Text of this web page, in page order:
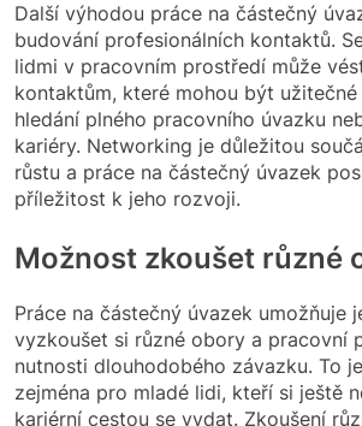
Další výhodou práce na částečný
budování profesionálních kontaktů.
lidmi v pracovním prostředí může
kontaktům, které mohou být
hledání plného pracovního úvazku
kariéry. Networking je důležitou
růstu a práce na částečný úvazek
příležitost k jeho rozvoji.
Možnost zkoušet různé
Práce na částečný úvazek umožňuje
vyzkoušet si různé obory a pracovní
nutnosti dlouhodobého závazku. To
zejména pro mladé lidi, kteří si ještě
kariérní cestou se vydat. Zkoušení